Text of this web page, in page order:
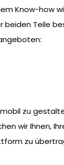
Know-how
Teile
zu
wir Ihnen,
zu